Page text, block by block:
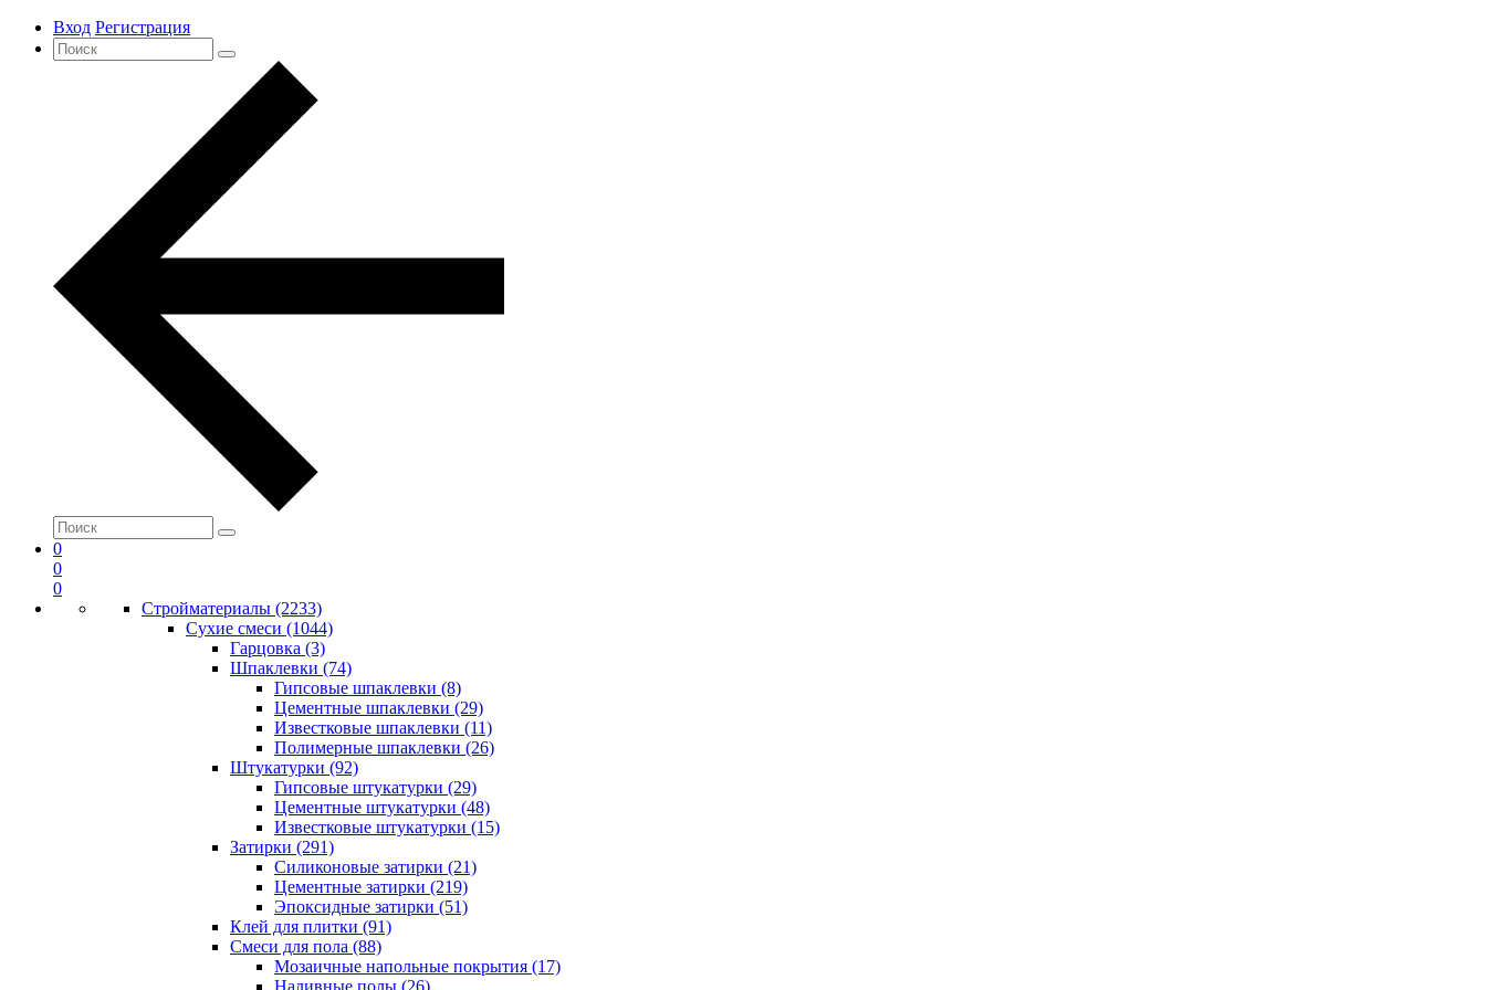
Вход Регистрация
0
0
0
Стройматериалы (2233)
Сухие смеси (1044)
Гарцовка (3)
Шпаклевки (74)
Гипсовые шпаклевки (8)
Цементные шпаклевки (29)
Известковые шпаклевки (11)
Полимерные шпаклевки (26)
Штукатурки (92)
Гипсовые штукатурки (29)
Цементные штукатурки (48)
Известковые штукатурки (15)
Затирки (291)
Силиконовые затирки (21)
Цементные затирки (219)
Эпоксидные затирки (51)
Клей для плитки (91)
Смеси для пола (88)
Мозаичные напольные покрытия (17)
Наливные полы (26)